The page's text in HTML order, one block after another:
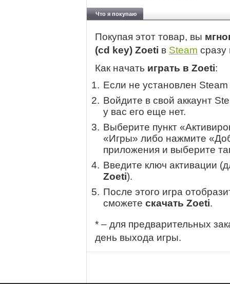
Что я покупаю
Покупая этот товар, вы
(cd key) Zoeti в Steam сразу
Как начать играть в Zoeti:
Если не установлен
Войдите в свой аккаунт
у вас его еще нет.
Выберите пункт
«Игры» либо нажмите
приложения и выберите
Введите ключ активации
Zoeti).
После этого игра
сможете скачать Zoeti.
* – для предварительных
день выхода игры.